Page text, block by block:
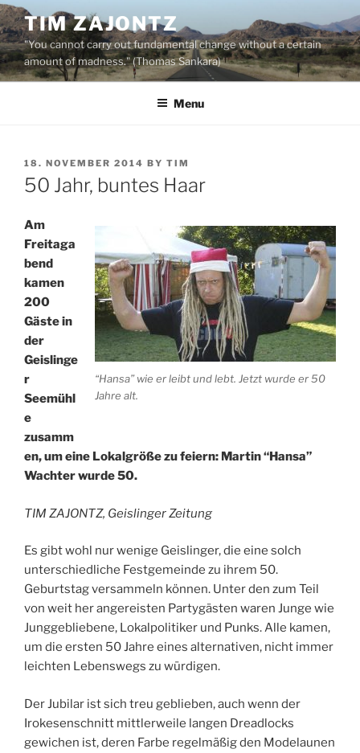
Skip
to
content
TIM ZAJONTZ
"You cannot carry out fundamental change without a certain
amount of madness." (Thomas Sankara)
Menu
POSTED
ON
18. NOVEMBER 2014 BY TIM
50 Jahr, buntes Haar
“Hansa” wie er leibt und lebt. Jetzt wurde er 50
Jahre alt.
Am
Freitaga
bend
kamen
200
Gäste in
der
Geislinge
r
Seemühl
e
zusamm
en, um eine Lokalgröße zu feiern: Martin “Hansa”
Wachter wurde 50.
TIM ZAJONTZ, Geislinger Zeitung
Es gibt wohl nur wenige Geislinger, die eine solch
unterschiedliche Festgemeinde zu ihrem 50.
Geburtstag versammeln können. Unter den zum Teil
von weit her angereisten Partygästen waren Junge wie
Junggebliebene, Lokalpolitiker und Punks. Alle kamen,
um die ersten 50 Jahre eines alternativen, nicht immer
leichten Lebenswegs zu würdigen.
Der Jubilar ist sich treu geblieben, auch wenn der
Irokesenschnitt mittlerweile langen Dreadlocks
gewichen ist, deren Farbe regelmäßig den Modelaunen